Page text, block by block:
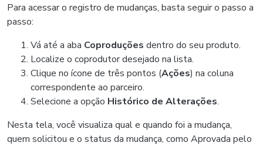
Para acessar o registro de mudanças, basta seguir o passo a
passo:
Vá até a aba Coproduções dentro do seu produto.
Localize o coprodutor desejado na lista.
Clique no ícone de três pontos (Ações) na coluna
correspondente ao parceiro.
Selecione a opção Histórico de Alterações.
Nesta tela, você visualiza qual e quando foi a mudança,
quem solicitou e o status da mudança, como Aprovada pelo